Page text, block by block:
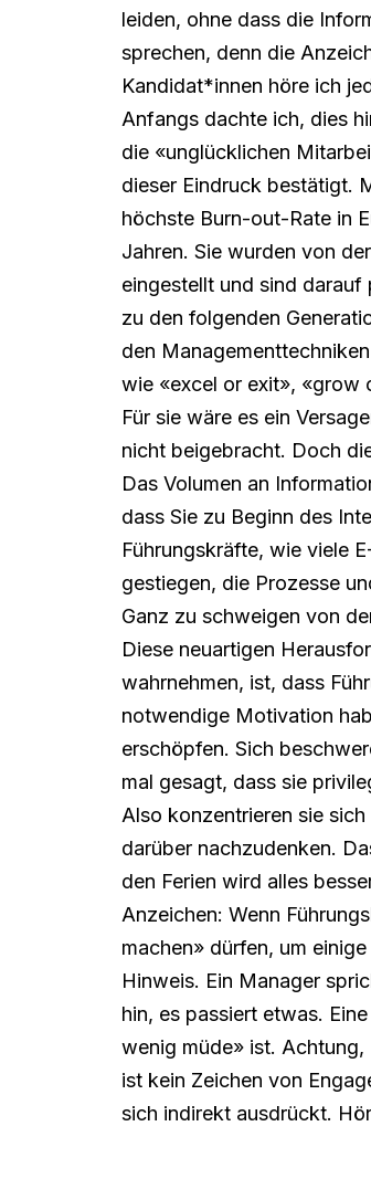
leiden, ohne dass die
sprechen, denn die
Kandidat*innen höre ich
Anfangs dachte ich, dies
die «unglücklichen
dieser Eindruck bestätigt.
höchste Burn-out-Rate in
Jahren. Sie wurden von
eingestellt und sind darauf
zu den folgenden
den
wie «excel or exit», «grow
Für sie wäre es ein
nicht beigebracht. Doch
Das Volumen an
dass Sie zu Beginn des
Führungskräfte, wie viele
gestiegen, die Prozesse
Ganz zu schweigen von
Diese neuartigen
wahrnehmen, ist, dass
notwendige Motivation
erschöpfen. Sich
mal gesagt, dass sie
Also konzentrieren sie
darüber nachzudenken.
den Ferien wird alles
Anzeichen: Wenn
machen» dürfen, um
Hinweis. Ein Manager
hin, es passiert etwas.
wenig müde» ist.
ist kein Zeichen von
sich indirekt ausdrückt.